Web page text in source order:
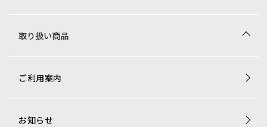
取り扱い商品
商品一覧
トレカ用ショーケース・消耗品
ご利用案内
お知らせ